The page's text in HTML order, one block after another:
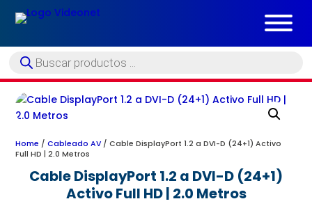
Búsqueda
de
Home /Cableado AV / Cable DisplayPort 1.2 a DVI-D (24+1) Activo
Full HD | 2.0 Metros
Cable DisplayPort 1.2 a DVI-D (24+1)
Activo Full HD | 2.0 Metros